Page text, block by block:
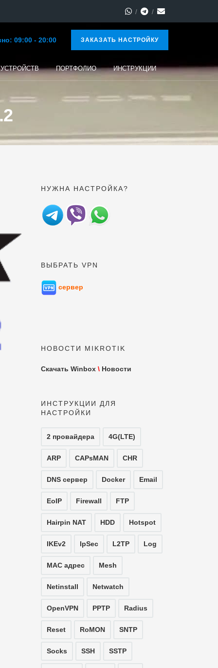
09:00 - 20:00 ЗАКАЗАТЬ НАСТРОЙКУ
ПОРТФОЛИО ИНСТРУКЦИИ
НУЖНА НАСТРОЙКА?
ВЫБРАТЬ VPN
сервер
НОВОСТИ MIKROTIK
Скачать Winbox \ Новости
ИНСТРУКЦИИ ДЛЯ
НАСТРОЙКИ
2 провайдера 4G(LTE)
ARP CAPsMAN CHR
DNS сервер Docker Email
EoIP Firewall FTP
Hairpin NAT HDD Hotspot
IKEv2 IpSec L2TP Log
MAC адрес Mesh
Netinstall Netwatch
OpenVPN PPTP Radius
Reset RoMON SNTP
Socks SSH SSTP